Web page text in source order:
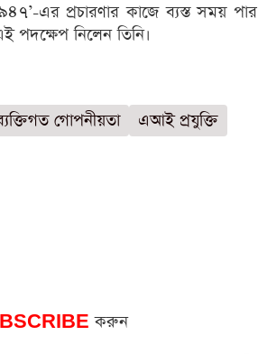
এর প্রচারণার কাজে ব্যস্ত সময় পার
পদক্ষেপ নিলেন তিনি।
গোপনীয়তা
এআই প্রযুক্তি
করুন